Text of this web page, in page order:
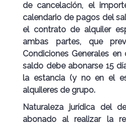
de cancelación, el
calendario de pagos del
el contrato de alquiler
ambas partes, que
Condiciones Generales
saldo debe abonarse 15
la estancia(y no en el
alquileres de grupo.
Naturaleza jurídica del
abonado al realizar la